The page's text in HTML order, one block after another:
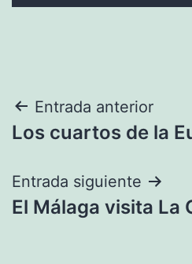
Navegación
de
entradas
Entrada anterior
Los cuartos de la
Entrada siguiente
El Málaga visita La